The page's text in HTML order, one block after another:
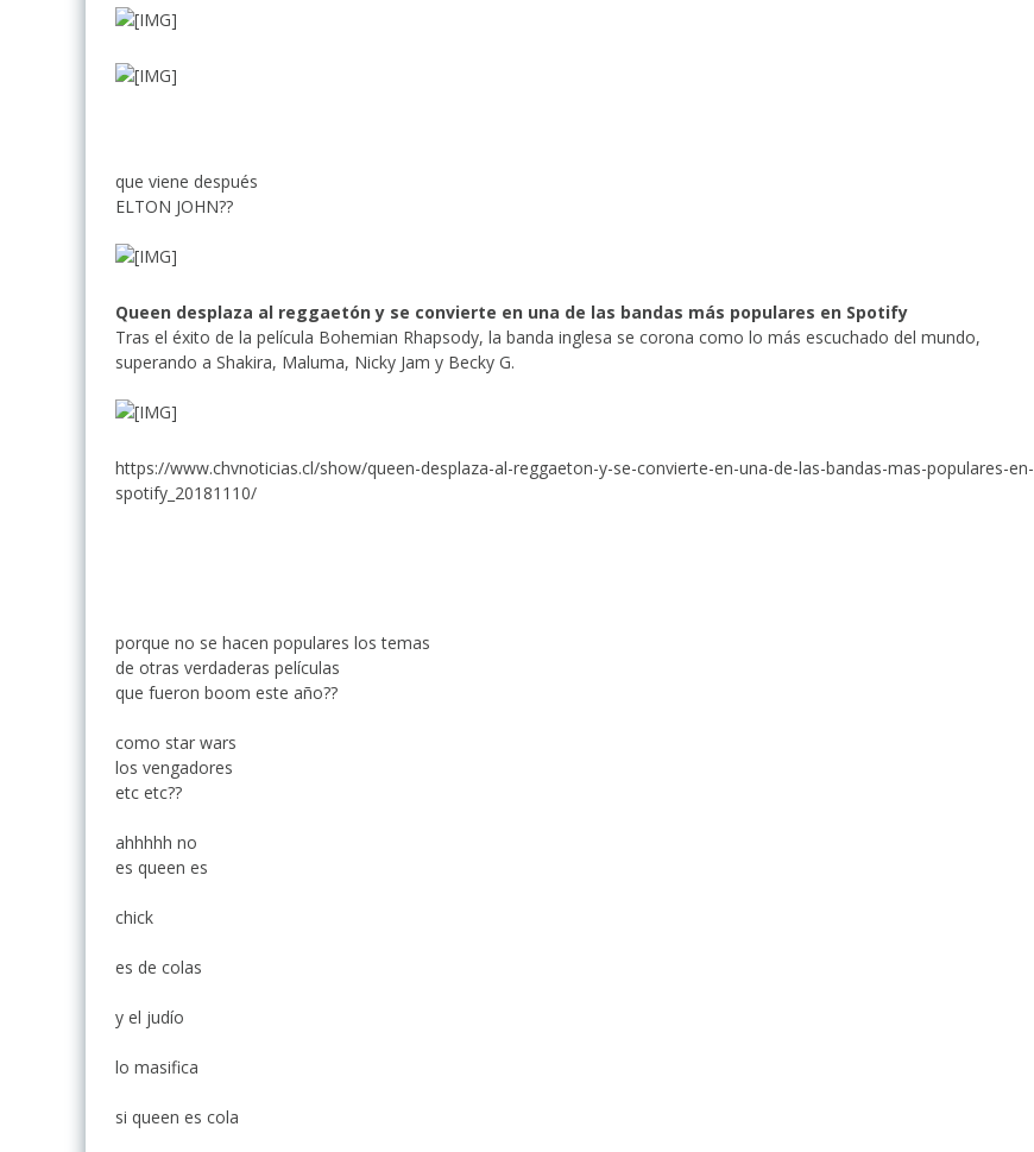
que viene después
ELTON JOHN??
Queen desplaza al reggaetón y se convierte en una de las bandas más populares en Spotify
Tras el éxito de la película Bohemian Rhapsody, la banda inglesa se corona como lo más escuchado del mundo,
superando a Shakira, Maluma, Nicky Jam y Becky G.
https://www.chvnoticias.cl/show/queen-desplaza-al-reggaeton-y-se-convierte-en-una-de-las-bandas-mas-populares-en-
spotify_20181110/
porque no se hacen populares los temas
de otras verdaderas películas
que fueron boom este año??
como star wars
los vengadores
etc etc??
ahhhhh no
es queen es
chick
es de colas
y el judío
lo masifica
si queen es cola